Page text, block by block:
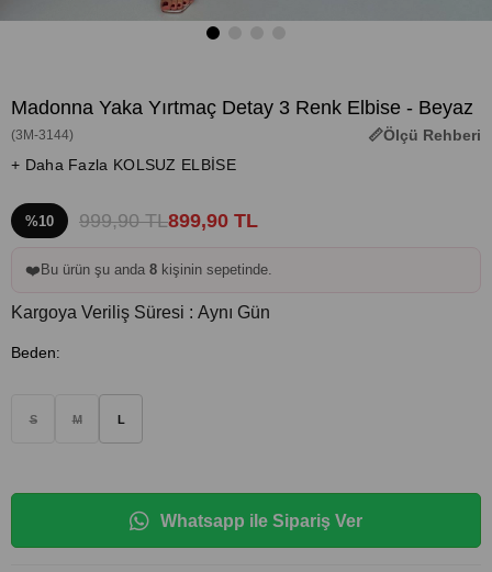
Madonna Yaka Yırtmaç Detay 3 Renk Elbise - Beyaz
(3M-3144)
Ölçü Rehberi
+ Daha Fazla KOLSUZ ELBİSE
%10 999,90 TL899,90 TL
❤️ Bu ürün şu anda 8 kişinin sepetinde.
Kargoya Veriliş Süresi : Aynı Gün
Beden:
S M L
Whatsapp ile Sipariş Ver